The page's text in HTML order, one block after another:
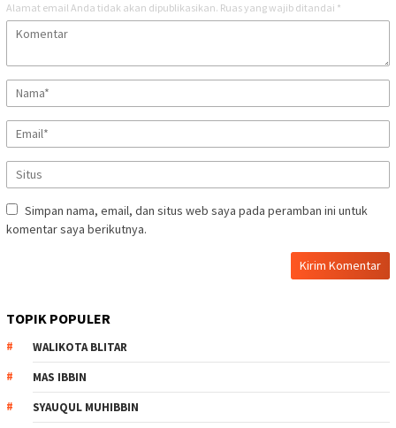
Alamat email Anda tidak akan dipublikasikan. Ruas yang wajib ditandai *
Simpan nama, email, dan situs web saya pada peramban ini untuk
komentar saya berikutnya.
TOPIK POPULER
WALIKOTA BLITAR
MAS IBBIN
SYAUQUL MUHIBBIN